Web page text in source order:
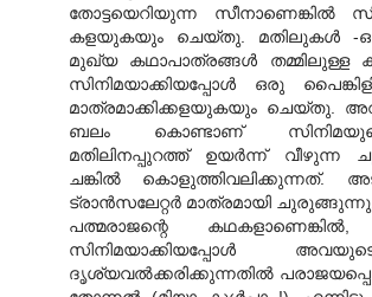
തോട്ടയെറിയുന്ന സീനാണെങ്കില്‍
കളയുകയും ചെയ്തു. മതിലുകള്‍ -
മുഖ്യ കഥാപാത്രങ്ങള്‍ തമ്മിലുള്ള
സിനിമയാക്കിയപ്പോള്‍ ഒരു
മാത്രമാക്കിക്കളയുകയും ചെയ്തു.
ബലം കൊണ്ടാണ്
മതിലിനപ്പുറത്ത് ഉയര്‍ന്ന് വീഴുന്ന
ചങ്കില്‍ കൊളുത്തിവലിക്കുന്നത്.
ട്രാന്‍സലേറ്റര്‍ മാത്രമായി ചുരുങ്ങുന്നു.
പത്മരാജന്റെ
സിനിമയാക്കിയപ്പോള്‍
ദൃശ്യവല്‍ക്കരിക്കുന്നതില്‍